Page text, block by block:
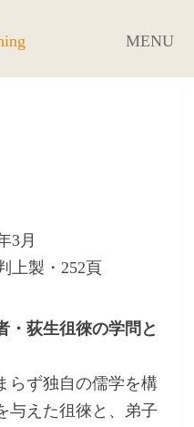
MENU
3月
上製・252頁
・荻生徂徠の学問と
らず独自の儒学を構
与えた徂徠と、弟子